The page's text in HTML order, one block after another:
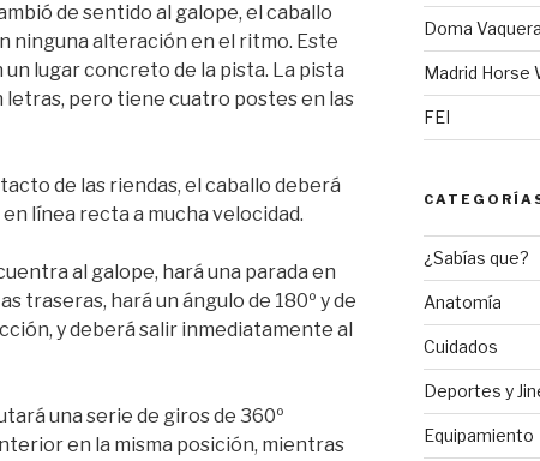
de sentido al galope, el caballo
ninguna alteración en el ritmo. Este
lugar concreto de la pista. La pista
letras, pero tiene cuatro postes en las
de las riendas, el caballo deberá
línea recta a mucha velocidad.
al galope, hará una parada en
traseras, hará un ángulo de 180º y de
y deberá salir inmediatamente al
una serie de giros de 360º
en la misma posición, mientras
Doma Vaquera
Madrid Horse
FEI
¿Sabías que?
Anatomía
Cuidados
Deportes y
Equipamiento